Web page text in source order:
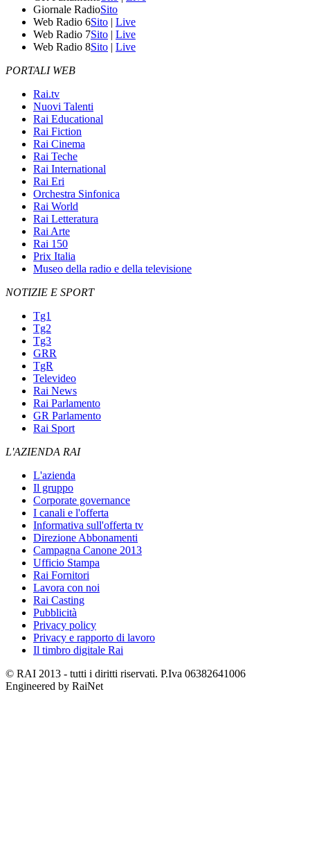
Giornale RadioSito
Web Radio 6Sito | Live
Web Radio 7Sito | Live
Web Radio 8Sito | Live
PORTALI WEB
Rai.tv
Nuovi Talenti
Rai Educational
Rai Fiction
Rai Cinema
Rai Teche
Rai International
Rai Eri
Orchestra Sinfonica
Rai World
Rai Letteratura
Rai Arte
Rai 150
Prix Italia
Museo della radio e della televisione
NOTIZIE E SPORT
Tg1
Tg2
Tg3
GRR
TgR
Televideo
Rai News
Rai Parlamento
GR Parlamento
Rai Sport
L'AZIENDA RAI
L'azienda
Il gruppo
Corporate governance
I canali e l'offerta
Informativa sull'offerta tv
Direzione Abbonamenti
Campagna Canone 2013
Ufficio Stampa
Rai Fornitori
Lavora con noi
Rai Casting
Pubblicità
Privacy policy
Privacy e rapporto di lavoro
Il timbro digitale Rai
© RAI 2013 - tutti i diritti riservati. P.Iva 06382641006
Engineered by RaiNet